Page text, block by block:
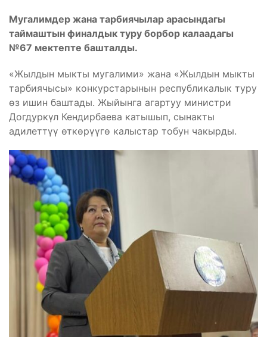
Мугалимдер жана тарбиячылар арасындагы
таймаштын финалдык туру борбор калаадагы
№67 мектепте башталды.
«Жылдын мыкты мугалими» жана «Жылдын мыкты
тарбиячысы» конкурстарынын республикалык туру
өз ишин баштады. Жыйынга агартуу министри
Догдуркүл Кендирбаева катышып, сынакты
адилеттүү өткөрүүгө калыстар тобун чакырды.